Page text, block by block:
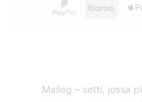
Maileg – setti, jossa